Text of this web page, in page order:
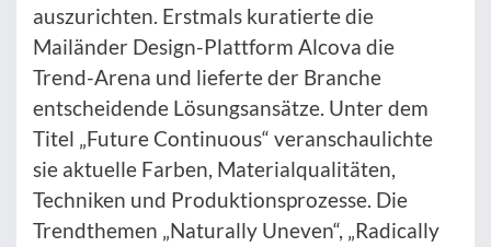
auszurichten. Erstmals kuratierte die
Mailänder Design-Plattform Alcova die
Trend-Arena und lieferte der Branche
entscheidende Lösungsansätze. Unter dem
Titel „Future Continuous“ veranschaulichte
sie aktuelle Farben, Materialqualitäten,
Techniken und Produktionsprozesse. Die
Trendthemen „Naturally Uneven“, „Radically